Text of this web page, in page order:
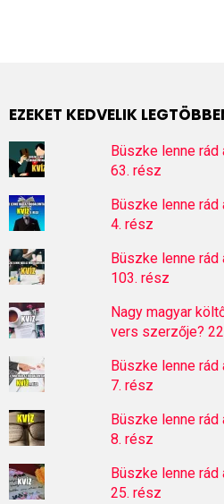
EZEKET KEDVELIK
Büszke lenne rád
63. rész
Büszke lenne rád
4. rész
Büszke lenne rád
103. rész
Nagy magyar
vers szerzője?
Büszke lenne rád
7. rész
Büszke lenne rád
8. rész
Büszke lenne rád
25. rész